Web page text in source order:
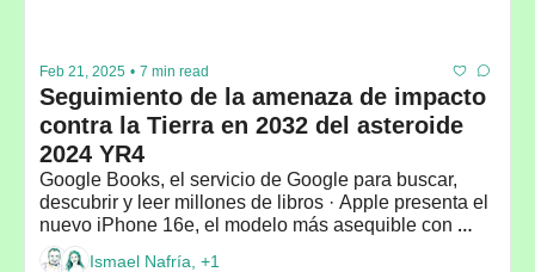
Feb 21, 2025 • 7 min read
Seguimiento de la amenaza de impacto
contra la Tierra en 2032 del asteroide
2024 YR4
Google Books, el servicio de Google para buscar,
descubrir y leer millones de libros · Apple presenta el
nuevo iPhone 16e, el modelo más asequible con
Apple Intelligence
Ismael Nafría, +1